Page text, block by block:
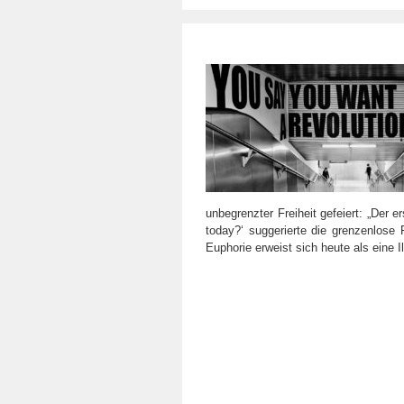
unbegrenzter Freiheit gefeiert: „Der
today?‘ suggerierte die
Euphorie erweist sich heute als eine